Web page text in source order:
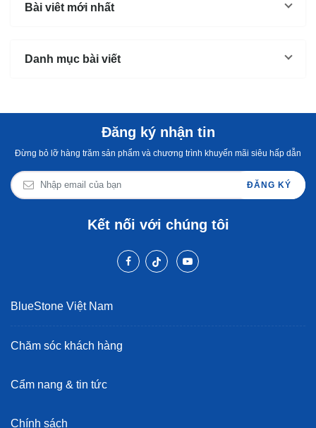
thể...
mùi
Bài viêt mới nhất
Danh mục bài viết
Đăng ký nhận tin
Đừng bỏ lỡ hàng trăm sản phẩm và chương trình khuyến mãi siêu hấp dẫn
ĐĂNG KÝ
Kết nối với chúng tôi
BlueStone Việt Nam
Chăm sóc khách hàng
Cẩm nang & tin tức
Chính sách